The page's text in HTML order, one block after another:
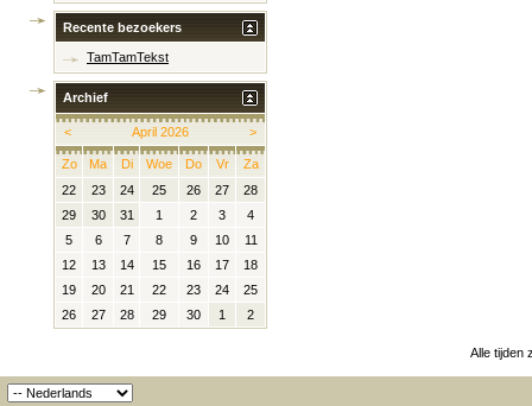
Recente bezoekers
TamTamTekst
Archief
< >
April 2026
Zo Ma Di Woe Do Vr
Za
22
23 24 25 26 27
28
29
30 31 1 2 3
4
5
6 7 8 9 10
11
12
13 14 15 16 17
18
19
20 21 22 23 24
25
26
27 28 29 30 1 2
Alle tijden